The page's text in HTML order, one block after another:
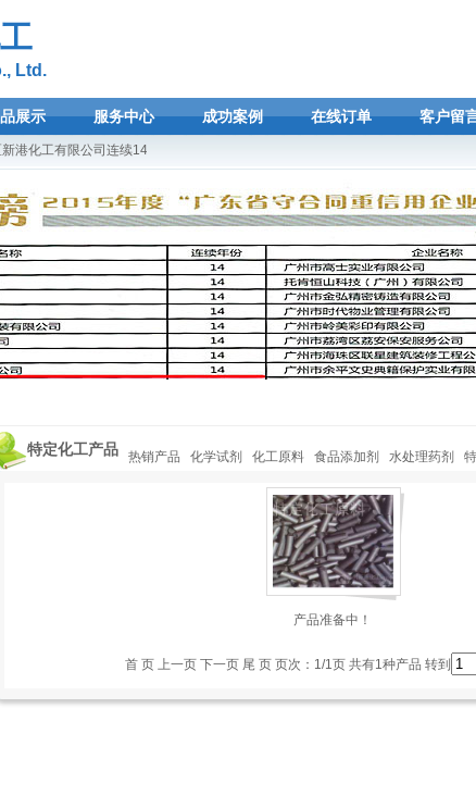
Ltd.
展示 服务中心 成功案例 在线订单 客户留
港化工有限公司连续14年荣登广东省守合同重信用企业光荣榜！欢迎选购广州新
特定化工产品 热销产品 化学试剂 化工原料 食品添加剂 水处理药剂
产品准备中！
首 页 上一页 下一页 尾 页 页次：1/1页 共有1种产品 转到